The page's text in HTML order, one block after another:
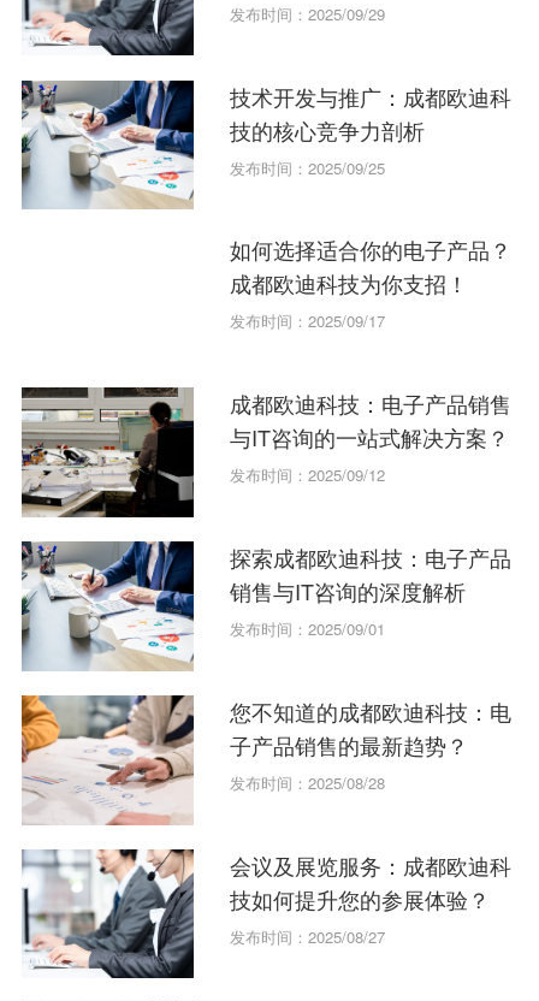
发布时间：2025/09/29
技术开发与推广：成都欧迪科
技的核心竞争力剖析
发布时间：2025/09/25
如何选择适合你的电子产品？
成都欧迪科技为你支招！
发布时间：2025/09/17
成都欧迪科技：电子产品销售
与IT咨询的一站式解决方案？
发布时间：2025/09/12
探索成都欧迪科技：电子产品
销售与IT咨询的深度解析
发布时间：2025/09/01
您不知道的成都欧迪科技：电
子产品销售的最新趋势？
发布时间：2025/08/28
会议及展览服务：成都欧迪科
技如何提升您的参展体验？
发布时间：2025/08/27